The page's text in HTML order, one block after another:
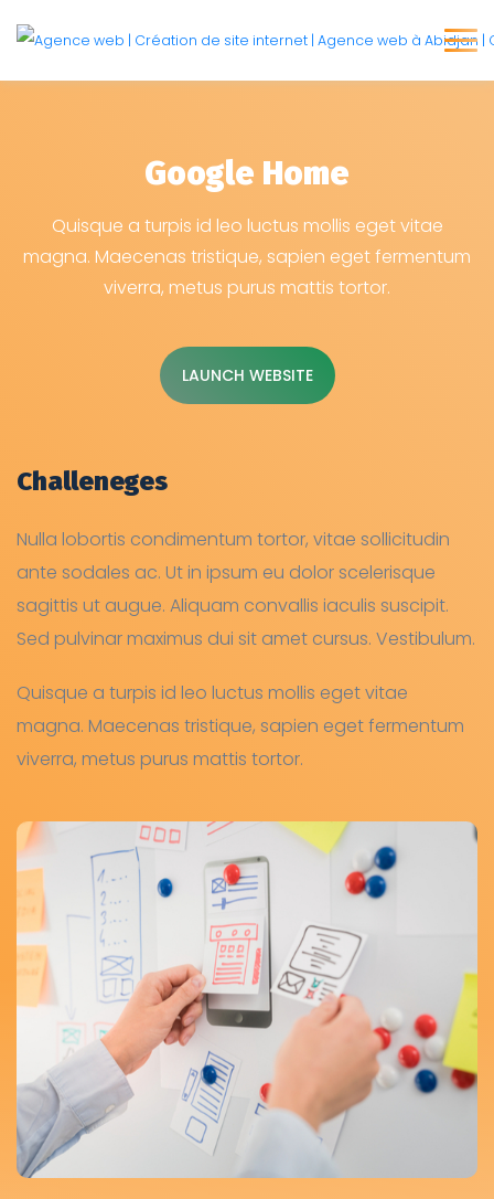
Google Home
Quisque a turpis id leo luctus mollis eget vitae
magna. Maecenas tristique, sapien eget fermentum
viverra, metus purus mattis tortor.
LAUNCH WEBSITE
Challeneges
Nulla lobortis condimentum tortor, vitae sollicitudin
ante sodales ac. Ut in ipsum eu dolor scelerisque
sagittis ut augue. Aliquam convallis iaculis suscipit.
Sed pulvinar maximus dui sit amet cursus. Vestibulum.
Quisque a turpis id leo luctus mollis eget vitae
magna. Maecenas tristique, sapien eget fermentum
viverra, metus purus mattis tortor.